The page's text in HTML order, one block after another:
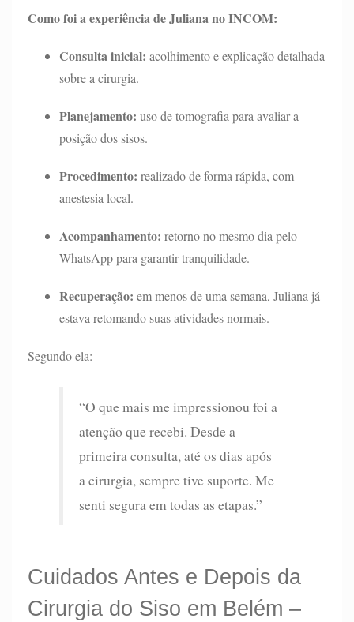
Como foi a experiência de Juliana no INCOM:
Consulta inicial: acolhimento e explicação detalhada
sobre a cirurgia.
Planejamento: uso de tomografia para avaliar a
posição dos sisos.
Procedimento: realizado de forma rápida, com
anestesia local.
Acompanhamento: retorno no mesmo dia pelo
WhatsApp para garantir tranquilidade.
Recuperação: em menos de uma semana, Juliana já
estava retomando suas atividades normais.
Segundo ela:
“O que mais me impressionou foi a
atenção que recebi. Desde a
primeira consulta, até os dias após
a cirurgia, sempre tive suporte. Me
senti segura em todas as etapas.”
Cuidados Antes e Depois da
Cirurgia do Siso em Belém –